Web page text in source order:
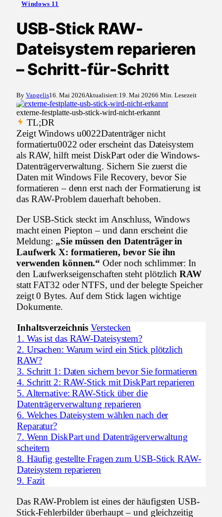
Windows 11
USB-Stick RAW-
Dateisystem reparieren
– Schritt-für-Schritt
By Vangelis16. Mai 2026Aktualisiert:19. Mai 20266 Min. Lesezeit
externe-festplatte-usb-stick-wird-nicht-erkannt
TL;DR
Zeigt Windows u0022Datenträger nicht
formatiertu0022 oder erscheint das Dateisystem
als RAW, hilft meist DiskPart oder die Windows-
Datenträgerverwaltung. Sichern Sie zuerst die
Daten mit Windows File Recovery, bevor Sie
formatieren – denn erst nach der Formatierung ist
das RAW-Problem dauerhaft behoben.
Der USB-Stick steckt im Anschluss, Windows
macht einen Piepton – und dann erscheint die
Meldung: „Sie müssen den Datenträger in
Laufwerk X: formatieren, bevor Sie ihn
verwenden können.“ Oder noch schlimmer: In
den Laufwerkseigenschaften steht plötzlich RAW
statt FAT32 oder NTFS, und der belegte Speicher
zeigt 0 Bytes. Auf dem Stick lagen wichtige
Dokumente.
Inhaltsverzeichnis Verstecken
1. Was ist das RAW-Dateisystem?
2. Ursachen: Warum wird ein Stick plötzlich
RAW?
3. Schritt 1: Daten sichern bevor Sie formatieren
4. Schritt 2: RAW-Stick mit DiskPart reparieren
5. Alternative: RAW-Stick über die
Datenträgerverwaltung reparieren
6. Welches Dateisystem wählen nach der
Reparatur?
7. Wenn DiskPart und Datenträgerverwaltung
scheitern
8. Häufig gestellte Fragen zum USB-Stick RAW-
Dateisystem reparieren
9. Fazit
Das RAW-Problem ist eines der häufigsten USB-
Stick-Fehlerbilder überhaupt – und gleichzeitig